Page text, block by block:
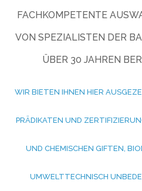
FACHKOMPETENTE
VON SPEZIALISTEN DER
ÜBER 30 JAHREN
WIR BIETEN IHNEN HIER
PRÄDIKATEN UND
UND CHEMISCHEN GIFTEN,
UMWELTTECHNISCH